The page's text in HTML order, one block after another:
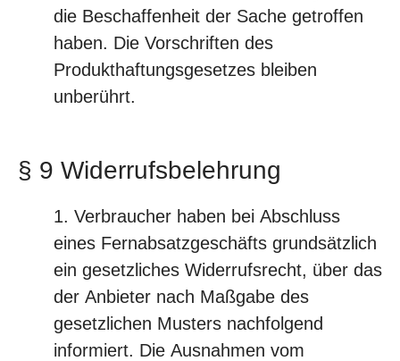
die Beschaffenheit der Sache getroffen
haben. Die Vorschriften des
Produkthaftungsgesetzes bleiben
unberührt.
§ 9 Widerrufsbelehrung
Verbraucher haben bei Abschluss
eines Fernabsatzgeschäfts grundsätzlich
ein gesetzliches Widerrufsrecht, über das
der Anbieter nach Maßgabe des
gesetzlichen Musters nachfolgend
informiert. Die Ausnahmen vom